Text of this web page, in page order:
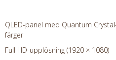
QLED-panel med Quantum
färger
Full HD-upplösning (1920 × 1080)